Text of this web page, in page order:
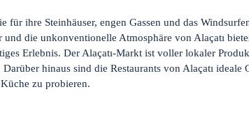
für ihre Steinhäuser, engen Gassen und das
die unkonventionelle Atmosphäre von Alaçatı
Erlebnis. Der Alaçatı-Markt ist voller lokaler
hinaus sind die Restaurants von Alaçatı ideale
zu probieren.